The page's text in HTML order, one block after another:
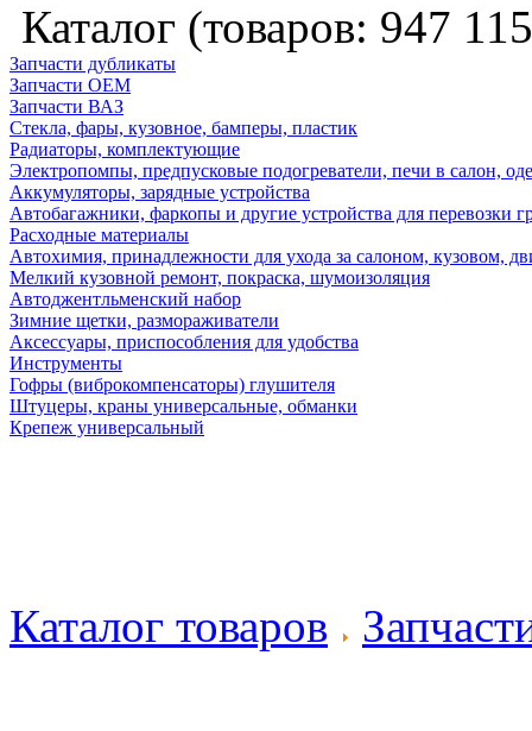
Каталог (товаров: 947
Запчасти дубликаты
Запчасти ОЕМ
Запчасти ВАЗ
Стекла, фары, кузовное, бамперы, пластик
Радиаторы, комплектующие
Электропомпы, предпусковые подогреватели, печи в салон,
Аккумуляторы, зарядные устройства
Автобагажники, фаркопы и другие устройства для перевозки
Расходные материалы
Автохимия, принадлежности для ухода за салоном, кузовом,
Мелкий кузовной ремонт, покраска, шумоизоляция
Автоджентльменский набор
Зимние щетки, размораживатели
Аксессуары, приспособления для удобства
Инструменты
Гофры (виброкомпенсаторы) глушителя
Штуцеры, краны универсальные, обманки
Крепеж универсальный
Каталог товаров